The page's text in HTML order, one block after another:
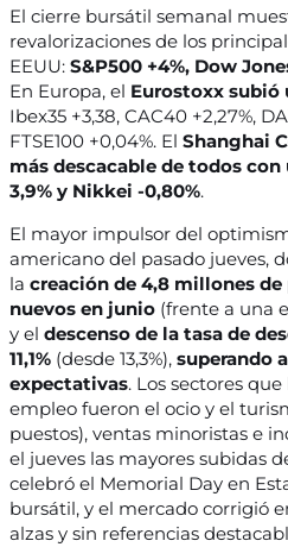
El cierre bursátil semanal
revalorizaciones de los
EEUU: S&P500 +4%, Dow
En Europa, el Eurostoxx subió
Ibex35 +3,38, CAC40 +2,27%,
FTSE100 +0,04%. El Shanghai
más descacable de todos con
3,9% y Nikkei -0,80%.
El mayor impulsor del
americano del pasado jueves,
la creación de 4,8 millones
nuevos en junio (frente a una
y el descenso de la tasa de
11,1% (desde 13,3%), superando
expectativas. Los sectores
empleo fueron el ocio y el
puestos), ventas minoristas e
el jueves las mayores subidas
celebró el Memorial Day en
bursátil, y el mercado corrigió
alzas y sin referencias